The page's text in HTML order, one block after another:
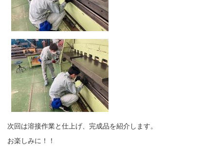
次回は溶接作業と仕上げ、完成品を紹介します。
お楽しみに！！